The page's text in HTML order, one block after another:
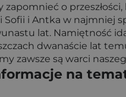
zapomnieć o
Sofii i Antka w najmniej
lat. Namiętność
dwanaście lat
zawsze są warci
na